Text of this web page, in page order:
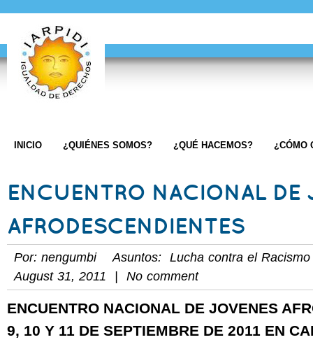
INICIO ¿QUIÉNES SOMOS? ¿QUÉ HACEMOS? ¿CÓMO
ENCUENTRO NACIONAL DE
AFRODESCENDIENTES
Por: nengumbi Asuntos: Lucha contra el
August 31, 2011 | No comment
ENCUENTRO NACIONAL DE JOVENES
9, 10 Y 11 DE SEPTIEMBRE DE 2011 EN